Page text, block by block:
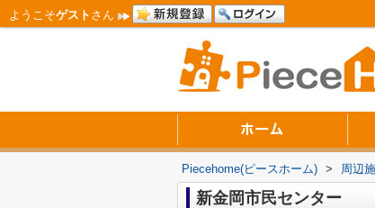
ようこそゲスト さん
Piecehome(ピースホーム) > 周辺
新金岡市民センター